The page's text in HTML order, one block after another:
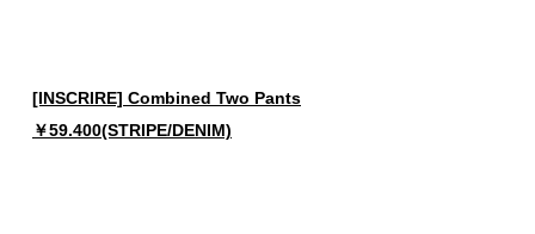
[INSCRIRE] Combined Two Pants
￥59.400(STRIPE/DENIM)